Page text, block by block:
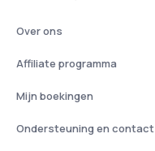
Over ons
Affiliate programma
Mijn boekingen
Ondersteuning en contact